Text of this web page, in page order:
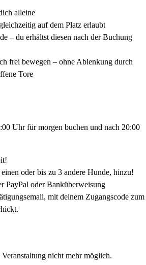
alleine
auf dem Platz erlaubt
– du erhältst diesen nach der Buchung
frei bewegen – ohne Ablenkung durch
Tore
Uhr für morgen buchen und nach 20:00
oder bis zu 3 andere Hunde, hinzu!
PayPal oder Banküberweisung
mit deinem Zugangscode zum
nicht mehr möglich.